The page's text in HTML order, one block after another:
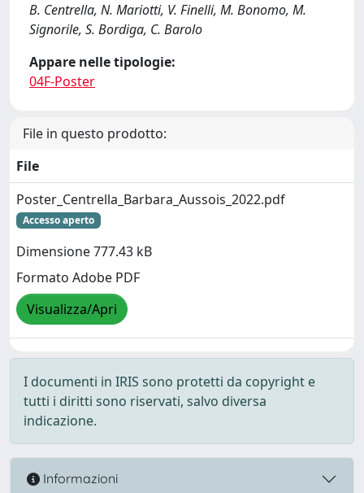
B. Centrella, N. Mariotti, V. Finelli, M. Bonomo, M.
Signorile, S. Bordiga, C. Barolo
Appare nelle tipologie:
04F-Poster
File in questo prodotto:
File
Poster_Centrella_Barbara_Aussois_2022.pdf
Accesso aperto
Dimensione 777.43 kB
Formato Adobe PDF
Visualizza/Apri
I documenti in IRIS sono protetti da copyright e
tutti i diritti sono riservati, salvo diversa
indicazione.
Informazioni